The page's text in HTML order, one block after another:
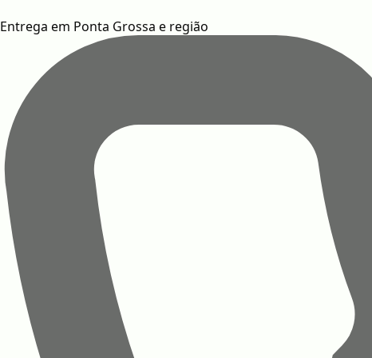
Entrega em Ponta Grossa e região